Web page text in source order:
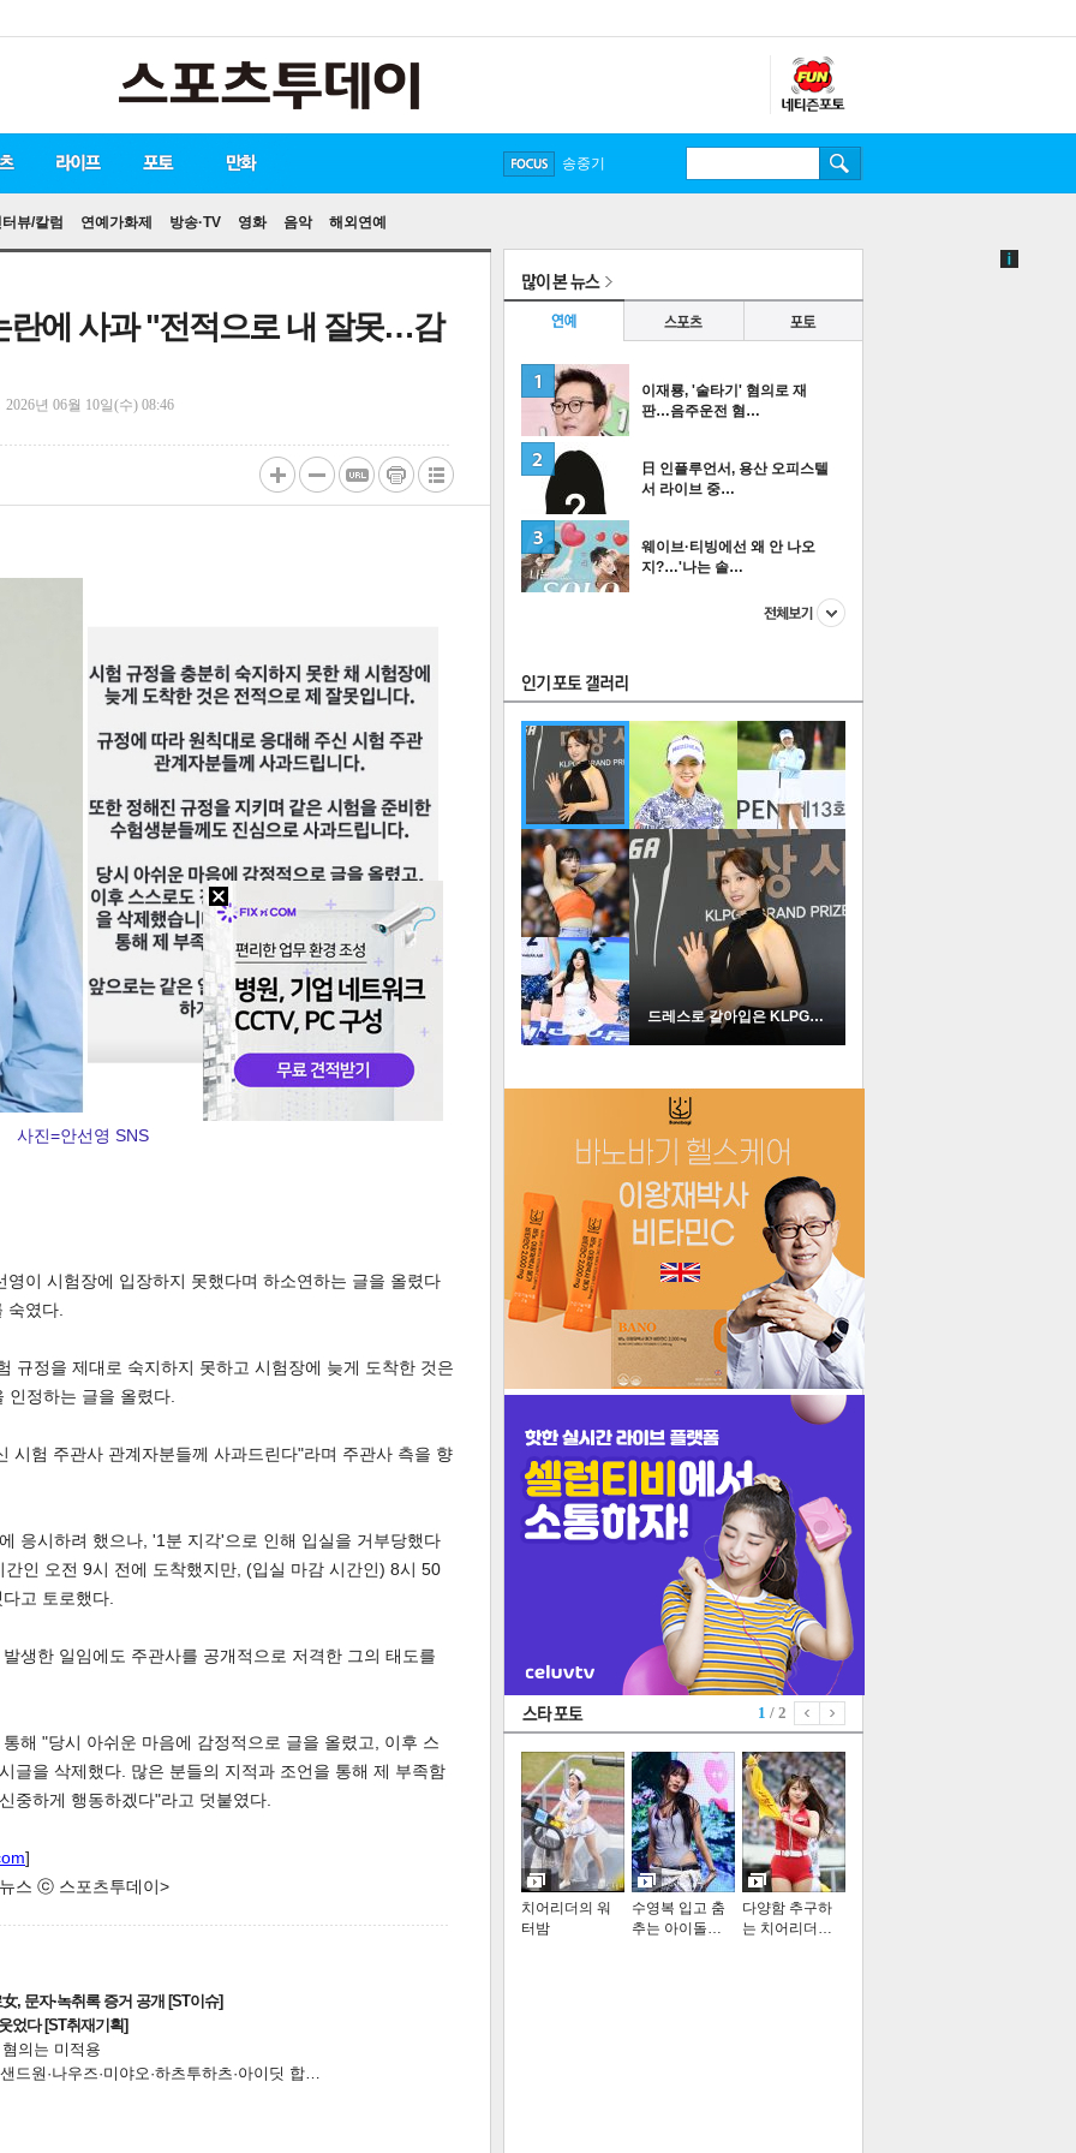
뷰/칼럼 연예가화제 방송·TV 영화 음악 해외연예
라이프 포토
만화
FOCUS
송중기
란에 사과 "전적으로 내 잘못…감
2026년 06월 10일(수) 08:46
텍스 텍스 url 복 인쇄
사진=안선영 SNS
이 시험장에 입장하지 못했다며 하소연하는 글을 올렸다
숙였다.
규정을 제대로 숙지하지 못하고 시험장에 늦게 도착한 것은
정하는 글을 올렸다.
시험 주관사 관계자분들께 사과드린다"라며 주관사 측을 향
응시하려 했으나, '1분 지각'으로 인해 입실을 거부당했다
인 오전 9시 전에 도착했지만, (입실 마감 시간인) 8시 50
고 토로했다.
생한 일임에도 주관사를 공개적으로 저격한 그의 태도를
해 "당시 아쉬운 마음에 감정적으로 글을 올렸고, 이후 스
글을 삭제했다. 많은 분들의 지적과 조언을 통해 제 부족함
중하게 행동하겠다"라고 덧붙였다.
]
스 ⓒ 스포츠투데이>
, 문자·녹취록 증거 공개 [ST이슈]
었다 [ST취재기획]
의는 미적용
원·나우즈·미야오·하츠투하츠·아이딧 합…
많이 본 뉴스
연예
스포츠 포토
이재룡, '술타기' 혐의로 재
판…음주운전 혐…
2
日 인플루언서, 용산 오피스텔
서 라이브 중…
웨이브·티빙에선 왜 안 나오
지?…'나는 솔…
더보기
인기포토
드레스로 갈아입은 KLPGA …
1 / 2
치어리더의 워
터밤
수영복 입고 춤
추는 아이돌…
다양함 추구하
는 치어리더…